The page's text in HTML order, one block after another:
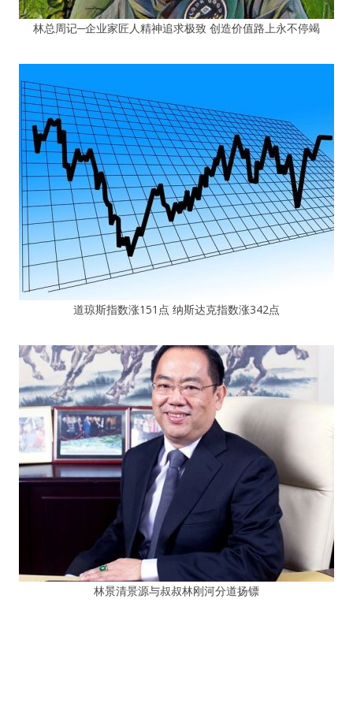
林总周记─企业家匠人精神追求极致 创造价值路上永不停竭
道琼斯指数涨151点 纳斯达克指数涨342点
林景清景源与叔叔林刚河分道扬镖